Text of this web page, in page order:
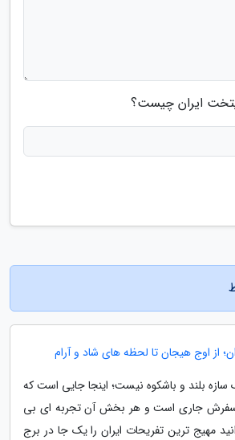
ایران چیست؟
از اوج هیجان تا لحظه های شاد و آرام
سازه بلند و باشکوه نیست؛ اینجا جایی است که
جاری است و هر بخش آن تجربه ای بی
مهیج ترین تفریحات ایران را یک جا در برج